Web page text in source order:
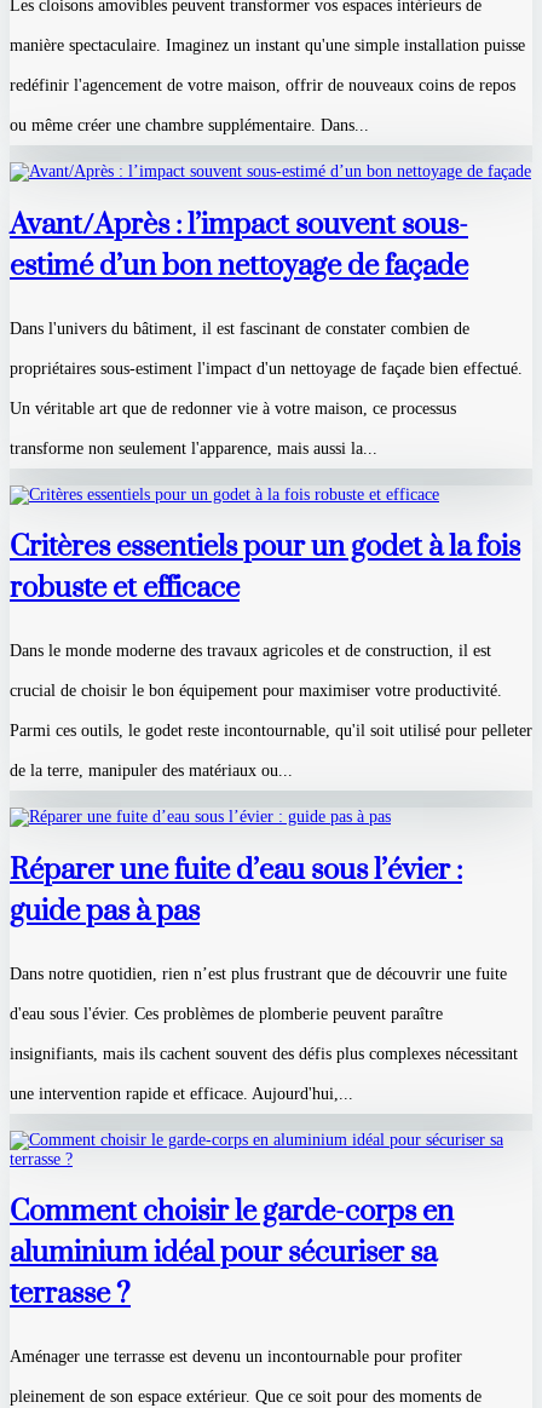
Les cloisons amovibles peuvent transformer vos espaces intérieurs de
manière spectaculaire. Imaginez un instant qu'une simple installation puisse
redéfinir l'agencement de votre maison, offrir de nouveaux coins de repos
ou même créer une chambre supplémentaire. Dans...
Avant/Après : l’impact souvent sous-
estimé d’un bon nettoyage de façade
Dans l'univers du bâtiment, il est fascinant de constater combien de
propriétaires sous-estiment l'impact d'un nettoyage de façade bien effectué.
Un véritable art que de redonner vie à votre maison, ce processus
transforme non seulement l'apparence, mais aussi la...
Critères essentiels pour un godet à la fois
robuste et efficace
Dans le monde moderne des travaux agricoles et de construction, il est
crucial de choisir le bon équipement pour maximiser votre productivité.
Parmi ces outils, le godet reste incontournable, qu'il soit utilisé pour pelleter
de la terre, manipuler des matériaux ou...
Réparer une fuite d’eau sous l’évier :
guide pas à pas
Dans notre quotidien, rien n’est plus frustrant que de découvrir une fuite
d'eau sous l'évier. Ces problèmes de plomberie peuvent paraître
insignifiants, mais ils cachent souvent des défis plus complexes nécessitant
une intervention rapide et efficace. Aujourd'hui,...
Comment choisir le garde-corps en
aluminium idéal pour sécuriser sa
terrasse ?
Aménager une terrasse est devenu un incontournable pour profiter
pleinement de son espace extérieur. Que ce soit pour des moments de